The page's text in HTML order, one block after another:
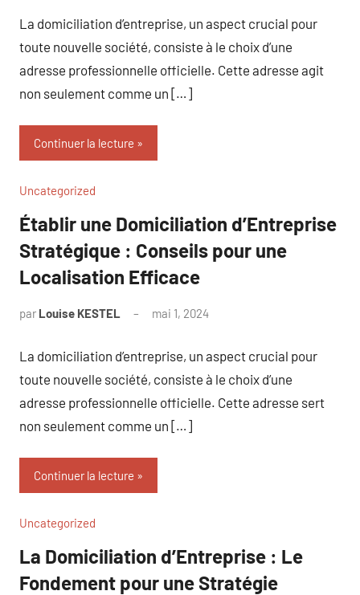
La domiciliation d’entreprise, un aspect crucial pour
toute nouvelle société, consiste à le choix d’une
adresse professionnelle officielle. Cette adresse agit
non seulement comme un […]
Continuer la lecture
Uncategorized
Établir une Domiciliation d’Entreprise
Stratégique : Conseils pour une
Localisation Efficace
par Louise KESTEL mai 1, 2024
La domiciliation d’entreprise, un aspect crucial pour
toute nouvelle société, consiste à le choix d’une
adresse professionnelle officielle. Cette adresse sert
non seulement comme un […]
Continuer la lecture
Uncategorized
La Domiciliation d’Entreprise : Le
Fondement pour une Stratégie